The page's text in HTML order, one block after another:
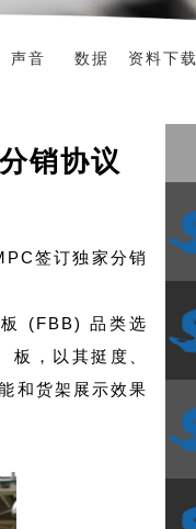
声音 数据 资料下载
销协议
签订独家分销
(FBB) 品类选
板，以其挺度、
和货架展示效果